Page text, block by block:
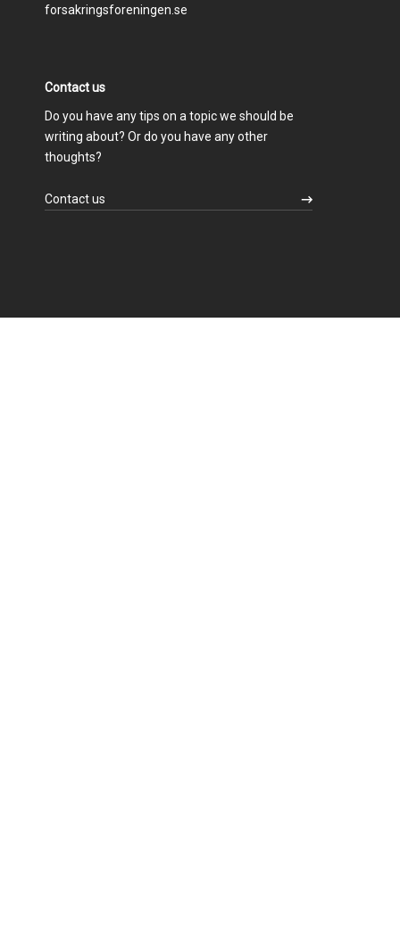
forsakringsforeningen.se
Contact us
Do you have any tips on a topic we should be
writing about? Or do you have any other
thoughts?
Contact us